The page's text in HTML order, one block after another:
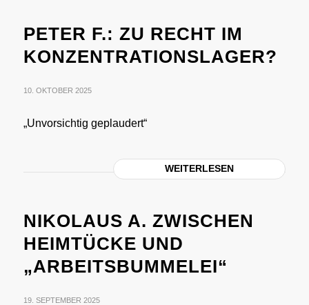
PETER F.: ZU RECHT IM
KONZENTRATIONSLAGER?
10. OKTOBER 2025
„Unvorsichtig geplaudert“
WEITERLESEN
NIKOLAUS A. ZWISCHEN
HEIMTÜCKE UND
„ARBEITSBUMMELEI“
19. SEPTEMBER 2025